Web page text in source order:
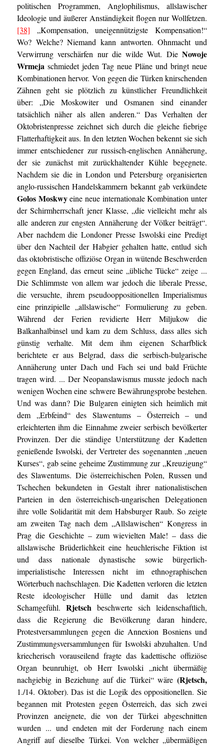
politischen Programmen, Anglophilismus, allslawischer
Ideologie und äußerer Anständigkeit flogen nur Wollfetzen.
[38] „Kompensation, uneigennützigste Kompensation!“
Wo? Welche? Niemand kann antworten. Ohnmacht und
Verwirrung verschärfen nur die wilde Wut. DieNowoje
Wrmejaschmiedet jeden Tag neue Pläne und bringt neue
Kombinationen hervor. Von gegen die Türken knirschenden
Zähnen geht sie plötzlich zu künstlicher Freundlichkeit
über: „Die Moskowiter und Osmanen sind einander
tatsächlich näher als allen anderen.“ Das Verhalten der
Oktobristenpresse zeichnet sich durch die gleiche fiebrige
Flatterhaftigkeit aus. In den letzten Wochen bekennt sie sich
immer entschiedener zur russisch-englischen Annäherung,
der sie zunächst mit zurückhaltender Kühle begegnete.
Nachdem sie die in London und Petersburg organisierten
anglo-russischen Handelskammern bekannt gab verkündete
Golos Moskwyeine neue internationale Kombination unter
der Schirmherrschaft jener Klasse, „die vielleicht mehr als
alle anderen zur engsten Annäherung der Völker beiträgt“.
Aber nachdem die Londoner Presse Iswolski eine Predigt
über den Nachteil der Habgier gehalten hatte, entlud sich
das oktobristische offiziöse Organ in wütende Beschwerden
gegen England, das erneut seine „übliche Tücke“ zeige ...
Die Schlimmste von allem war jedoch die liberale Presse,
die versuchte, ihrem pseudooppositionellen Imperialismus
eine prinzipielle „allslawische“ Formulierung zu geben.
Während der Ferien revidierte Herr Miljukow die
Balkanhalbinsel und kam zu dem Schluss, dass alles sich
günstig verhalte. Mit dem ihm eigenen Scharfblick
berichtete er aus Belgrad, dass die serbisch-bulgarische
Annäherung unter Dach und Fach sei und bald Früchte
tragen wird. ... Der Neopanslawismus musste jedoch nach
wenigen Wochen eine schwere Bewährungsprobe bestehen.
Und was dann? Die Bulgaren einigten sich heimlich mit
dem „Erbfeind“ des Slawentums – Österreich – und
erleichterten ihm die Einnahme zweier serbisch bevölkerter
Provinzen. Der die ständige Unterstützung der Kadetten
genießende Iswolski, der Vertreter des sogenannten „neuen
Kurses“, gab seine geheime Zustimmung zur „Kreuzigung“
des Slawentums. Die österreichischen Polen, Russen und
Tschechen bekundeten in Gestalt ihrer nationalistischen
Parteien in den österreichisch-ungarischen Delegationen
ihre volle Solidarität mit dem Habsburger Raub. So zeigte
am zweiten Tag nach dem „Allslawischen“ Kongress in
Prag die Geschichte – zum wievielten Male! – dass die
allslawische Brüderlichkeit eine heuchlerische Fiktion ist
und dass nationale dynastische sowie bürgerlich-
imperialistische Interessen nicht im ethnographischen
Wörterbuch nachschlagen. Die Kadetten verloren die letzten
Reste ideologischer Hülle und damit das letzten
Schamgefühl. Rjetschbeschwerte sich leidenschaftlich,
dass die Regierung die Bevölkerung daran hindere,
Protestversammlungen gegen die Annexion Bosniens und
Zustimmungsversammlungen für Iswolski abzuhalten. Und
kriecherisch vorauseilend fragte das kadettische offiziöse
Organ beunruhigt, ob Herr Iswolski „nicht übermäßig
nachgiebig in Beziehung auf die Türkei“ wäre(Rjetsch,
1./14. Oktober). Das ist die Logik des oppositionellen. Sie
begannen mit Protesten gegen Österreich, das sich zwei
Provinzen aneignete, die von der Türkei abgeschnitten
wurden ... und endeten mit der Forderung nach einem
Angriff auf dieselbe Türkei. Von welcher „übermäßigen